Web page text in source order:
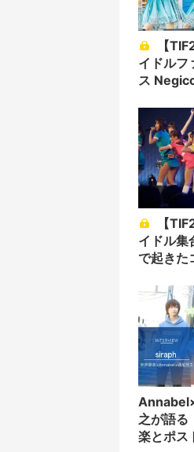
イドルフ
ス
イドル集
で起き
之が語る
楽とポス